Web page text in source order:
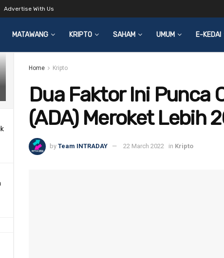
Advertise With Us
MATAWANG KRIPTO SAHAM UMUM E-KEDAI
Home Kripto
Dua Faktor Ini Punca
(ADA) Meroket Lebih
by Team INTRADAY 22 March 2022 in Kripto